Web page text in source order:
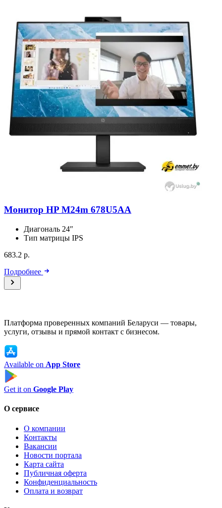
Монитор HP M24m 678U5AA
Диагональ 24″
Тип матрицы IPS
683.2 р.
Подробнее
Платформа проверенных компаний Беларуси — товары,
услуги, отзывы и прямой контакт с бизнесом.
Available on App Store
Get it on Google Play
О сервисе
О компании
Контакты
Вакансии
Новости портала
Карта сайта
Публичная оферта
Конфиденциальность
Оплата и возврат